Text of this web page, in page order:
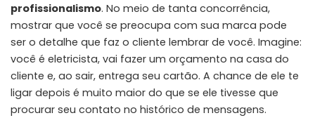
profissionalismo. No meio de tanta concorrência,
mostrar que você se preocupa com sua marca pode
ser o detalhe que faz o cliente lembrar de você. Imagine:
você é eletricista, vai fazer um orçamento na casa do
cliente e, ao sair, entrega seu cartão. A chance de ele te
ligar depois é muito maior do que se ele tivesse que
procurar seu contato no histórico de mensagens.